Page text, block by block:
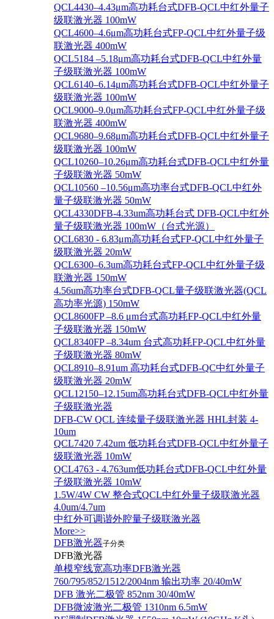
QCL4430–4.43μm高功耗台式DFB-QCL中红外量子
级联激光器 100mW
QCL4600–4.6μm高功耗台式FP-QCL中红外量子级
联激光器 400mW
QCL5184 –5.18μm高功耗台式DFB-QCL中红外量
子级联激光器 100mW
QCL6140–6.14μm高功耗台式DFB-QCL中红外量子
级联激光器 100mW
QCL9000–9.0μm高功耗台式FP-QCL中红外量子级
联激光器 400mW
QCL9680–9.68μm高功耗台式DFB-QCL中红外量子
级联激光器 100mW
QCL10260–10.26μm高功耗台式DFB-QCL中红外量
子级联激光器 50mW
QCL10560 –10.56μm高功率台式DFB-QCL中红外
量子级联激光器 50mW
QCL4330DFB-4.33um高功耗台式 DFB-QCL中红外
量子级联激光器 100mW（台式光源）
QCL6830 - 6.83μm高功耗台式FP-QCL中红外量子
级联激光器 20mW
QCL6300–6.3um高功耗台式FP-QCL中红外量子级
联激光器 150mW
4.56um高功率台式DFB-QCL量子级联激光器(QCL
高功率光源) 150mW
QCL8600FP –8.6 μm台式高功耗FP-QCL中红外量
子级联激光器 150mW
QCL8340FP –8.34um 台式高功耗FP-QCL中红外量
子级联激光器 80mW
QCL8910–8.91um 高功耗台式DFB-QC中红外量子
级联激光器 20mW
QCL12150–12.15um高功耗台式DFB-QCL中红外量
子级联激光器
DFB-CW QCL 连续量子级联激光器 HHL封装 4-
10um
QCL7420 7.42um 低功耗台式DFB-QCL中红外量子
级联激光器 10mW
QCL4763 - 4.763um低功耗台式DFB-QCL中红外量
子级联激光器 10mW
1.5W/4W CW 整合式QCL中红外量子级联激光器
4.0um/4.7um
中红外可调谐外腔量子级联激光器
More>>
DFB激光器子分类
DFB激光器
单模窄线宽高功率DFB激光器
760/795/852/1512/2004nm 输出功率 20/40mW
DFB 激光二极管 852nm 30/40mW
DFB微波激光二极管 1310nm 6.5mW